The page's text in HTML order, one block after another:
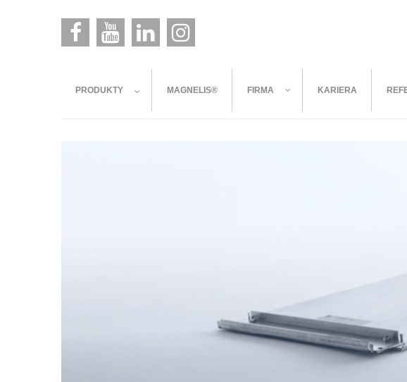
PRODUKTY MAGNELIS® FIRMA KARIERA